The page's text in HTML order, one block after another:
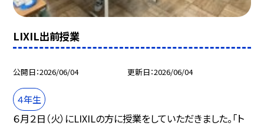
LIXIL出前授業
公開日 2026/06/04 更新日 2026/06/04
４年生
６月２日（火）にLIXILの方に授業をしていただきました。「ト